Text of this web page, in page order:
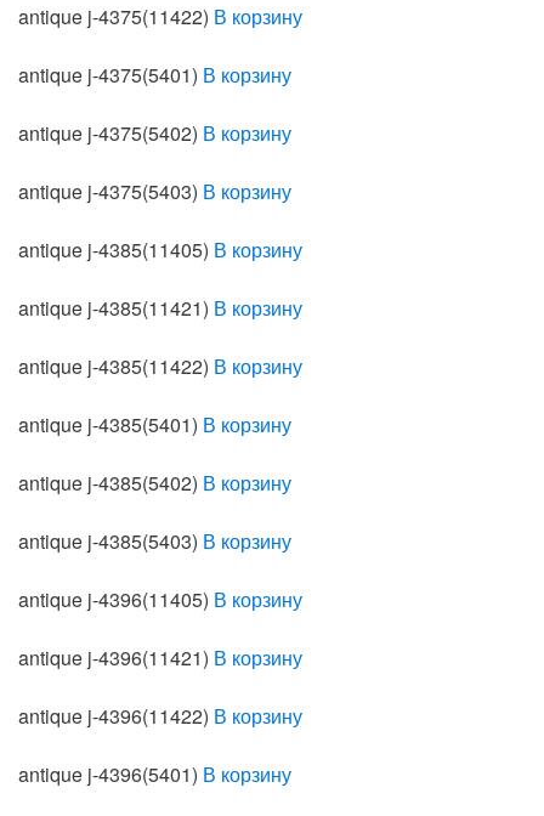
antique j-4375(11422) В корзину
antique j-4375(5401) В корзину
antique j-4375(5402) В корзину
antique j-4375(5403) В корзину
antique j-4385(11405) В корзину
antique j-4385(11421) В корзину
antique j-4385(11422) В корзину
antique j-4385(5401) В корзину
antique j-4385(5402) В корзину
antique j-4385(5403) В корзину
antique j-4396(11405) В корзину
antique j-4396(11421) В корзину
antique j-4396(11422) В корзину
antique j-4396(5401) В корзину